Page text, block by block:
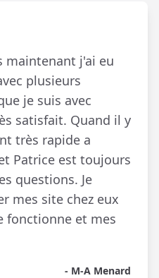
maintenant j'ai eu
plusieurs
je suis avec
satisfait. Quand il y
très rapide a
Patrice est toujours
questions. Je
mes site chez eux
fonctionne et mes
- M-A Menard